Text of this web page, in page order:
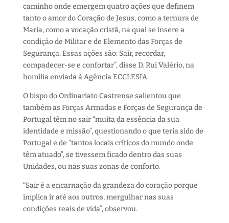
caminho onde emergem quatro ações que definem
tanto o amor do Coração de Jesus, como a ternura de
Maria, como a vocação cristã, na qual se insere a
condição de Militar e de Elemento das Forças de
Segurança. Essas ações são: Sair, recordar,
compadecer-se e confortar”, disse D. Rui Valério, na
homilia enviada à Agência ECCLESIA.
O bispo do Ordinariato Castrense salientou que
também as Forças Armadas e Forças de Segurança de
Portugal têm no sair “muita da essência da sua
identidade e missão”, questionando o que teria sido de
Portugal e de “tantos locais críticos do mundo onde
têm atuado”, se tivessem ficado dentro das suas
Unidades, ou nas suas zonas de conforto.
“Sair é a encarnação da grandeza do coração porque
implica ir até aos outros, mergulhar nas suas
condições reais de vida”, observou.